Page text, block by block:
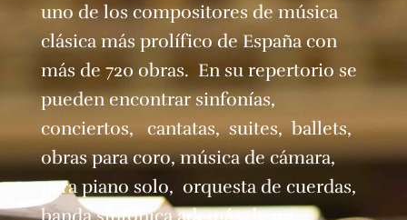
uno de los compositores de música
clásica más prolífico de España con
más de 720 obras. En su repertorio se
pueden encontrar sinfonías,
conciertos, cantatas, suites, ballets,
obras para coro, música de cámara,
para piano solo, orquesta de cuerdas,